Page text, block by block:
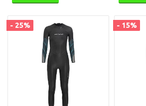
- 25% - 15%